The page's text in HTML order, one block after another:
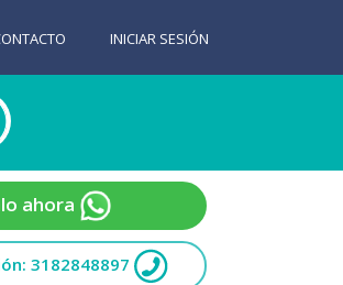
INICIAR SESIÓN
ahora
3182848897